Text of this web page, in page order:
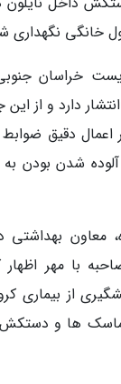
خانگی نگهداری
خراسان
انتشار دارد و از
اعمال دقیق
شدن بودن به
معاون
با مهر
از بیماری
ماسک ها و